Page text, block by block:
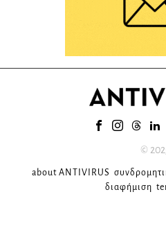
©
about ANTIVIRUS
διαφήμιση